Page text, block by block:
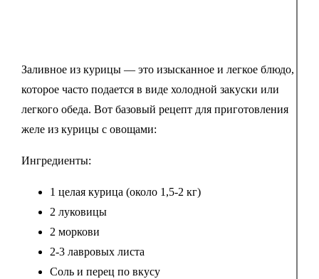
Заливное из курицы — это изысканное и легкое блюдо,
которое часто подается в виде холодной закуски или
легкого обеда. Вот базовый рецепт для приготовления
желе из курицы с овощами:
Ингредиенты:
1 целая курица (около 1,5-2 кг)
2 луковицы
2 моркови
2-3 лавровых листа
Соль и перец по вкусу